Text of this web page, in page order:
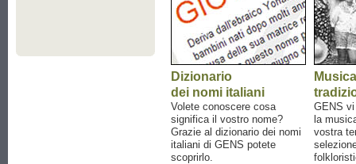
Dizionario
dei nomi italiani
Volete conoscere cosa
significa il vostro nome?
Grazie al dizionario dei nomi
italiani di GENS potete
scoprirlo.
Musica
GENS
la
vostra